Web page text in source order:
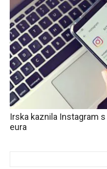
Irska kaznila Instagram
eura